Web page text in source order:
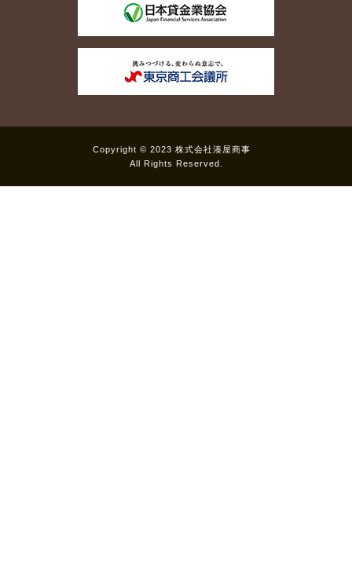
Copyright © 2023 株式会社湊屋商事
All Rights Reserved.